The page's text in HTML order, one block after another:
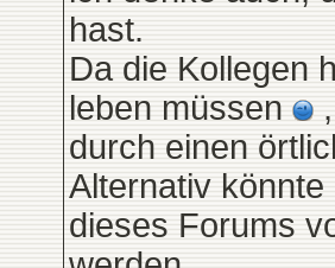
hast.
Da die Kollegen
leben müssen
durch einen
Alternativ
dieses Forums